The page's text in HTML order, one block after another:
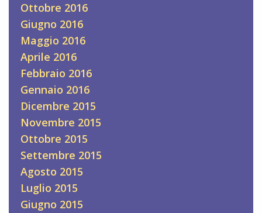
Ottobre 2016
Giugno 2016
Maggio 2016
Aprile 2016
Febbraio 2016
Gennaio 2016
Dicembre 2015
Novembre 2015
Ottobre 2015
Settembre 2015
Agosto 2015
Luglio 2015
Giugno 2015